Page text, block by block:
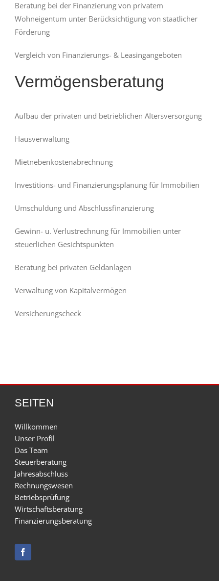
Beratung bei der Finanzierung von privatem
Wohneigentum unter Berücksichtigung von staatlicher
Förderung
Vergleich von Finanzierungs- & Leasingangeboten
Vermögensberatung
Aufbau der privaten und betrieblichen Altersversorgung
Hausverwaltung
Mietnebenkostenabrechnung
Investitions- und Finanzierungsplanung für Immobilien
Umschuldung und Abschlussfinanzierung
Gewinn- u. Verlustrechnung für Immobilien unter
steuerlichen Gesichtspunkten
Beratung bei privaten Geldanlagen
Verwaltung von Kapitalvermögen
Versicherungscheck
SEITEN
Willkommen
Unser Profil
Das Team
Steuerberatung
Jahresabschluss
Rechnungswesen
Betriebsprüfung
Wirtschaftsberatung
Finanzierungsberatung